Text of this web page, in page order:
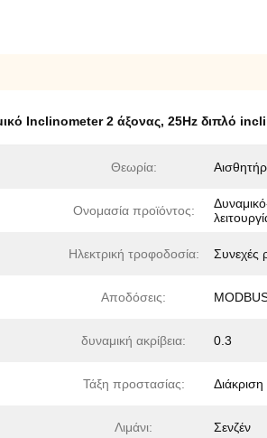
Inclinometer 2 άξονας, 25Hz διπλό
Θεωρία:
Ονομασία προϊόντος:
Ηλεκτρική τροφοδοσία: Συνεχές
Αποδόσεις:
δυναμική ακρίβεια: 0.3
Τάξη προστασίας:
Λιμάνι: Σενζέν